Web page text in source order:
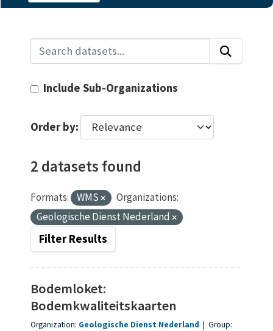
Include Sub-Organizations
Order by
2 datasets found
Formats: WMS
Organizations:
Geologische Dienst Nederland
Filter Results
Bodemloket:
Bodemkwaliteitskaarten
Organization: Geologische Dienst Nederland | Group: